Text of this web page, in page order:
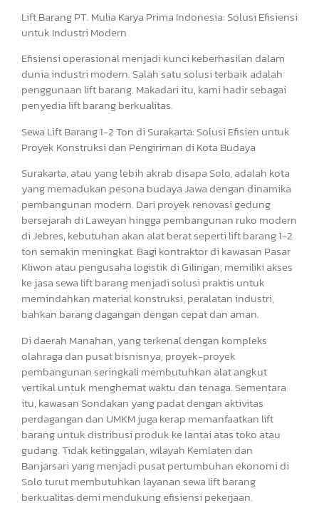
Lift Barang PT. Mulia Karya Prima Indonesia: Solusi Efisiensi
untuk Industri Modern
Efisiensi operasional menjadi kunci keberhasilan dalam
dunia industri modern. Salah satu solusi terbaik adalah
penggunaan lift barang. Makadari itu, kami hadir sebagai
penyedia lift barang berkualitas.
Sewa Lift Barang 1-2 Ton di Surakarta: Solusi Efisien untuk
Proyek Konstruksi dan Pengiriman di Kota Budaya
Surakarta, atau yang lebih akrab disapa Solo, adalah kota
yang memadukan pesona budaya Jawa dengan dinamika
pembangunan modern. Dari proyek renovasi gedung
bersejarah di Laweyan hingga pembangunan ruko modern
di Jebres, kebutuhan akan alat berat seperti lift barang 1-2
ton semakin meningkat. Bagi kontraktor di kawasan Pasar
Kliwon atau pengusaha logistik di Gilingan, memiliki akses
ke jasa sewa lift barang menjadi solusi praktis untuk
memindahkan material konstruksi, peralatan industri,
bahkan barang dagangan dengan cepat dan aman.
Di daerah Manahan, yang terkenal dengan kompleks
olahraga dan pusat bisnisnya, proyek-proyek
pembangunan seringkali membutuhkan alat angkut
vertikal untuk menghemat waktu dan tenaga. Sementara
itu, kawasan Sondakan yang padat dengan aktivitas
perdagangan dan UMKM juga kerap memanfaatkan lift
barang untuk distribusi produk ke lantai atas toko atau
gudang. Tidak ketinggalan, wilayah Kemlaten dan
Banjarsari yang menjadi pusat pertumbuhan ekonomi di
Solo turut membutuhkan layanan sewa lift barang
berkualitas demi mendukung efisiensi pekerjaan.